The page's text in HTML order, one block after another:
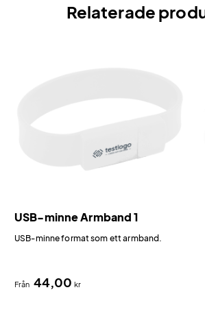
Relaterade
USB-minne Armband 1
USB-minne format som ett armband.
Från 44,00kr